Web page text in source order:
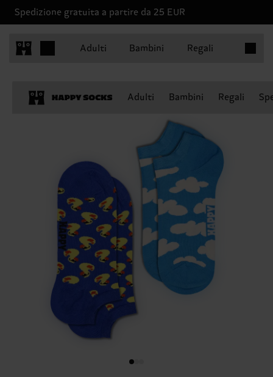
Spedizione gratuita a partire da 25 EUR
Adulti Bambini Regali
Adulti Bambini Regali